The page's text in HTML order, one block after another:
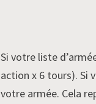
Si votre liste
action x 6 tours). Si
votre armée. Cela